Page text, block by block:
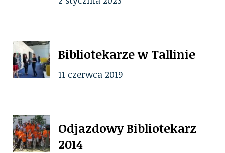
Bibliotekarze w Tallinie
11 czerwca 2019
Odjazdowy Bibliotekarz
2014